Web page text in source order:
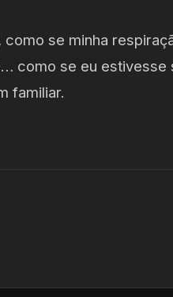
como se minha
como se eu
familiar.